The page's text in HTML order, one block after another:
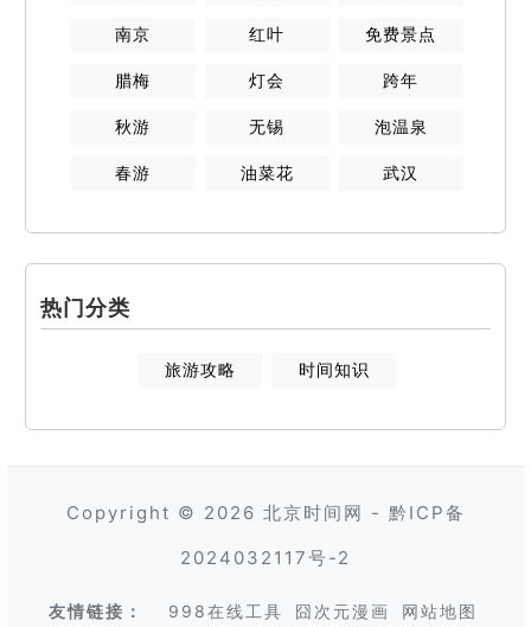
南京 红叶 免费景点
腊梅 灯会 跨年
秋游 无锡 泡温泉
春游 油菜花 武汉
热门分类
旅游攻略 时间知识
Copyright © 2026 北京时间网 - 黔ICP备
2024032117号-2
友情链接： 998在线工具 囧次元漫画 网站地图